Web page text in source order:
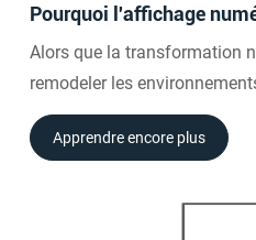
Pourquoi l'affichage
pouces devient le choix
commerciaux intelligents
Alors que la transformation
remodeler les
entreprises recherchent des
communiquer avec les
Apprendre encore plus